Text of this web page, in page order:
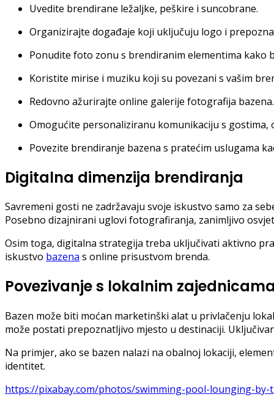
Uvedite brendirane ležaljke, peškire i suncobrane.
Organizirajte događaje koji uključuju logo i
Ponudite foto zonu s brendiranim elementima kako
Koristite mirise i muziku koji su povezani s vašim
Redovno ažurirajte online galerije fotografija bazena.
Omogućite personaliziranu komunikaciju s gostima,
Povezite brendiranje bazena s pratećim uslugama
Digitalna dimenzija brendiranja
Savremeni gosti ne zadržavaju svoje iskustvo samo za
Posebno dizajnirani uglovi fotografiranja, zanimljivo
Osim toga, digitalna strategija treba uključivati ​​aktivno
iskustvo bazena s online prisustvom brenda.
Povezivanje s lokalnim
Bazen može biti moćan marketinški alat u privlačenju
može postati prepoznatljivo mjesto u destinaciji.
Na primjer, ako se bazen nalazi na obalnoj lokaciji,
identitet.
https://pixabay.com/photos/swimming-pool-lounging-by-